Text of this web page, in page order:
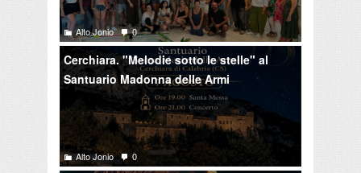
Alto Jonio 0
Cerchiara. "Melodie sotto le stelle" al
Santuario Madonna delle Armi
Alto Jonio 0